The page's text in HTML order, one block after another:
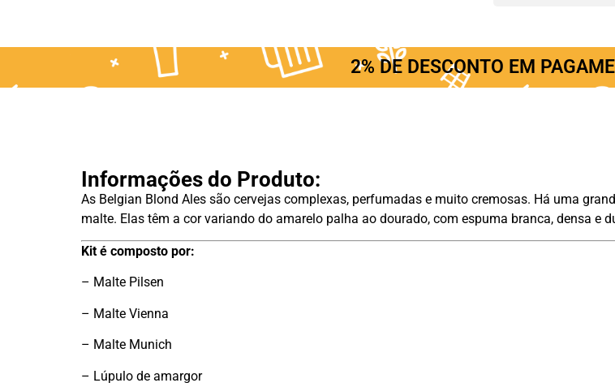
2% DE DESCONTO EM
Informações do Produto:
As Belgian Blond Ales são cervejas complexas, perfumadas e muito cremosas. Há uma
malte. Elas têm a cor variando do amarelo palha ao dourado, com espuma branca, densa e
Kit é composto por:
– Malte Pilsen
– Malte Vienna
– Malte Munich
– Lúpulo de amargor